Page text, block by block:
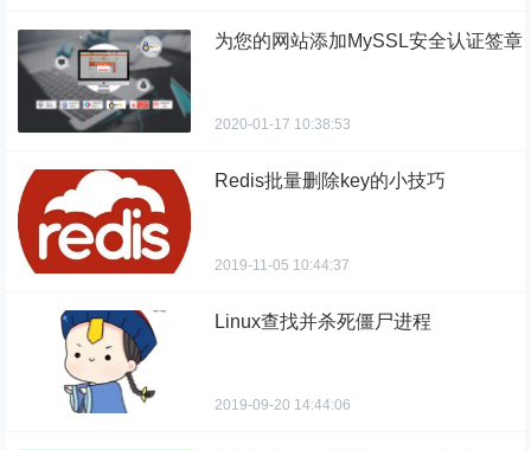
为您的网站添加MySSL安全认证签章
2020-01-17 10:38:53
Redis批量删除key的小技巧
2019-11-05 10:44:37
Linux查找并杀死僵尸进程
2019-09-20 14:44:06